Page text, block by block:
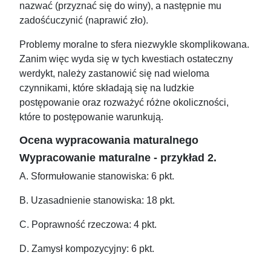
nazwać (przyznać się do winy), a następnie mu
zadośćuczynić (naprawić zło).
Problemy moralne to sfera niezwykle skomplikowana.
Zanim więc wyda się w tych kwestiach ostateczny
werdykt, należy zastanowić się nad wieloma
czynnikami, które składają się na ludzkie
postępowanie oraz rozważyć różne okoliczności,
które to postępowanie warunkują.
Ocena wypracowania maturalnego
Wypracowanie maturalne - przykład 2.
A. Sformułowanie stanowiska: 6 pkt.
B. Uzasadnienie stanowiska: 18 pkt.
C. Poprawność rzeczowa: 4 pkt.
D. Zamysł kompozycyjny: 6 pkt.